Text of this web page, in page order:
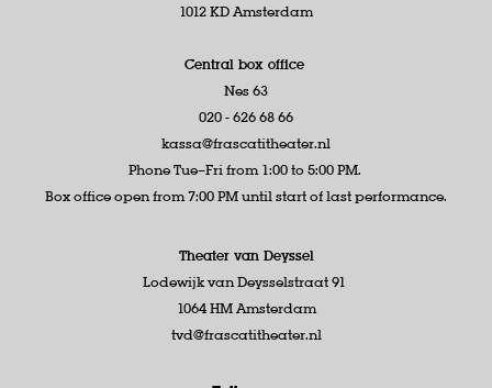
1012 KD Amsterdam
Central box office
Nes 63
020 - 626 68 66
kassa@frascatitheater.nl
Phone Tue–Fri from 1:00 to 5:00 PM.
Box office open from 7:00 PM until start of last performance.
Theater van Deyssel
Lodewijk van Deysselstraat 91
1064 HM Amsterdam
tvd@frascatitheater.nl